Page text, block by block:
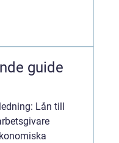
guide
Lån till